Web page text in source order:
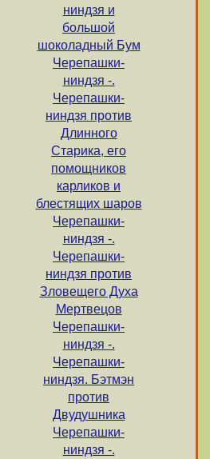
ниндзя и
большой
шоколадный Бум
Черепашки-
ниндзя -.
Черепашки-
ниндзя против
Длинного
Старика, его
помощников
карликов и
блестящих шаров
Черепашки-
ниндзя -.
Черепашки-
ниндзя против
Зловещего Духа
Мертвецов
Черепашки-
ниндзя -.
Черепашки-
ниндзя. Бэтмэн
против
Двудушника
Черепашки-
ниндзя -.